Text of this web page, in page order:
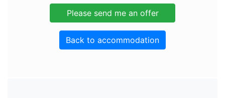
Back to accommodation